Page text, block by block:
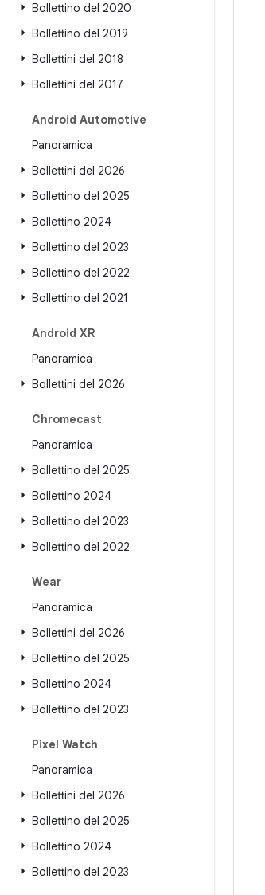
Bollettino del 2020
Bollettino del 2019
Bollettini del 2018
Bollettini del 2017
Android Automotive
Panoramica
Bollettini del 2026
Bollettino del 2025
Bollettino 2024
Bollettino del 2023
Bollettino del 2022
Bollettino del 2021
Android XR
Panoramica
Bollettini del 2026
Chromecast
Panoramica
Bollettino del 2025
Bollettino 2024
Bollettino del 2023
Bollettino del 2022
Wear
Panoramica
Bollettini del 2026
Bollettino del 2025
Bollettino 2024
Bollettino del 2023
Pixel Watch
Panoramica
Bollettini del 2026
Bollettino del 2025
Bollettino 2024
Bollettino del 2023